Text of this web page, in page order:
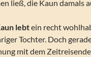
ließ, die Kaun damals
lebtein recht
Tochter. Doch
mit dem